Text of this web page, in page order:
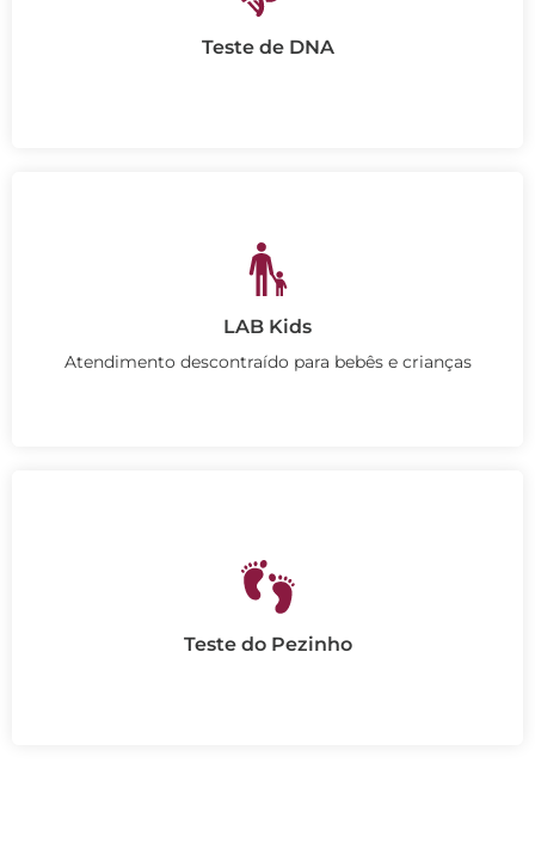
Teste do Pezinho
LAB Kids
Atendimento descontraído para bebês e crianças
Teste de DNA